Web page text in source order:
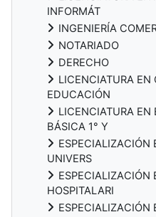
INFORMÁT
INGENIERÍA
NOTARIADO
DERECHO
LICENCIATURA
EDUCACIÓN
LICENCIATURA EN
BÁSICA 1° Y
ESPECIALIZACIÓN
UNIVERS
ESPECIALIZACIÓN
HOSPITALARI
ESPECIALIZACIÓN